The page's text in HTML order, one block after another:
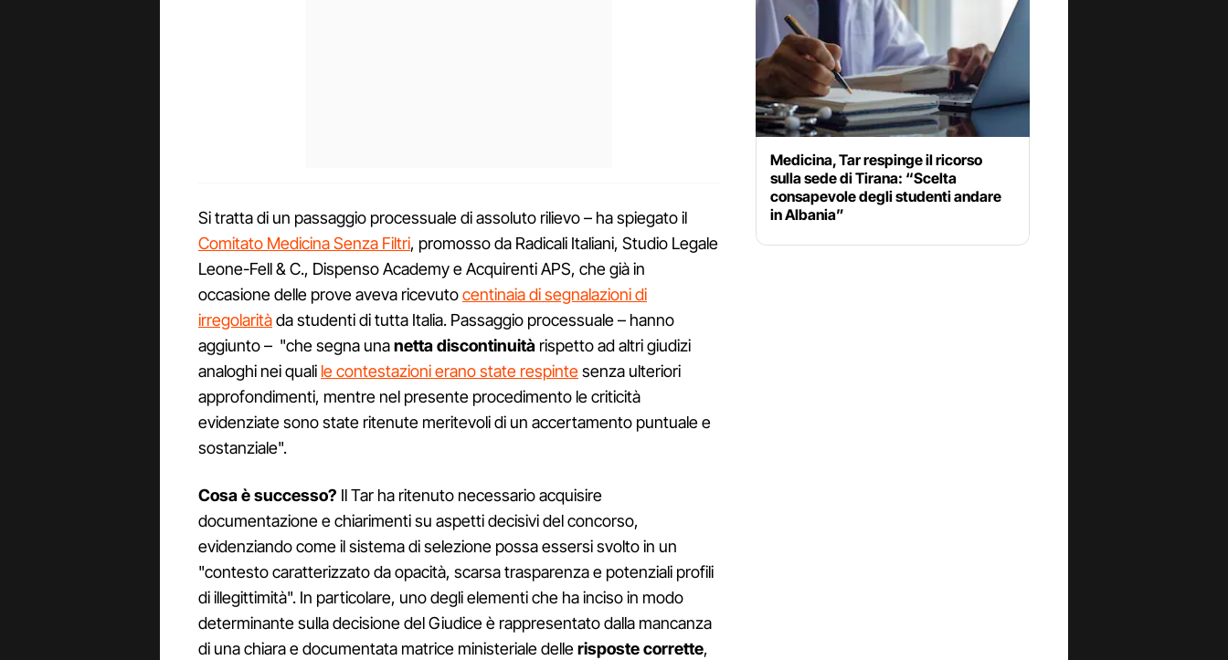
Si tratta di un passaggio processuale di assoluto rilievo – ha spiegato il
Comitato Medicina Senza Filtri, promosso da Radicali Italiani, Studio Legale
Leone-Fell & C., Dispenso Academy e Acquirenti APS, che già in
occasione delle prove aveva ricevutocentinaia di segnalazioni di
irregolaritàda studenti di tutta Italia. Passaggio processuale – hanno
aggiunto – "che segna unanettadiscontinuità rispetto ad altri giudizi
analoghi nei quali le contestazioni erano state respintesenza ulteriori
approfondimenti, mentre nel presente procedimento le criticità
evidenziate sono state ritenute meritevoli di un accertamento puntuale e
sostanziale".
Cosa è successo? Il Tar ha ritenuto necessario acquisire
documentazione e chiarimenti su aspetti decisivi del concorso,
evidenziando come il sistema di selezione possa essersi svolto in un
"contesto caratterizzato da opacità, scarsa trasparenza e potenziali profili
di illegittimità". In particolare, uno degli elementi che ha inciso in modo
determinante sulla decisione del Giudice è rappresentato dalla mancanza
di una chiara e documentata matrice ministeriale dellerispostecorrette,
Medicina, Tar respinge il ricorso
sulla sede di Tirana: “Scelta
consapevole degli studenti andare
in Albania”